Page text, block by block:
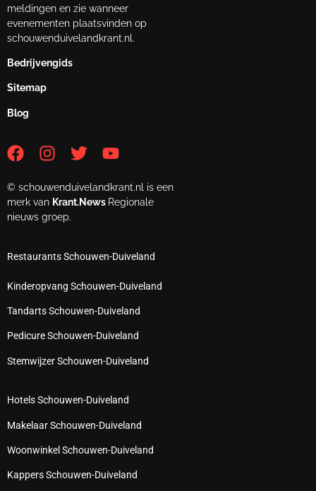
meldingen en zie wanneer
evenementen plaatsvinden op
schouwenduivelandkrant.nl.
Bedrijvengids
Sitemap
Blog
© schouwenduivelandkrant.nl is een
merk van Krant.News Regionale
nieuws groep.
Restaurants Schouwen-Duiveland
Kinderopvang Schouwen-Duiveland
Tandarts Schouwen-Duiveland
Pedicure Schouwen-Duiveland
Stemwijzer Schouwen-Duiveland
Hotels Schouwen-Duiveland
Makelaar Schouwen-Duiveland
Woonwinkel Schouwen-Duiveland
Kappers Schouwen-Duiveland